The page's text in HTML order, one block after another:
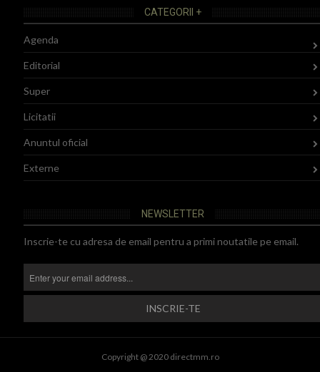
CATEGORII +
Agenda
Editorial
Super
Licitatii
Anuntul oficial
Externe
NEWSLETTER
Inscrie-te cu adresa de email pentru a primi noutatile pe email.
Copyright @ 2020 directmm.ro